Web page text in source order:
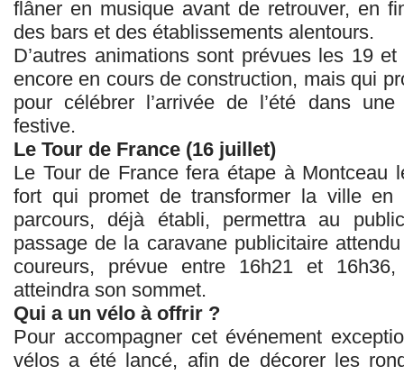
flâner en musique avant de retrouver, en
des bars et des établissements alentours.
D’autres animations sont prévues les 19
encore en cours de construction, mais qui
pour célébrer l’arrivée de l’été dans
festive.
Le Tour de France (16 juillet)
Le Tour de France fera étape à Montceau
fort qui promet de transformer la ville en
parcours, déjà établi, permettra au
passage de la caravane publicitaire
coureurs, prévue entre 16h21 et
atteindra son sommet.
Qui a un vélo à offrir ?
Pour accompagner cet événement
vélos a été lancé, afin de décorer les